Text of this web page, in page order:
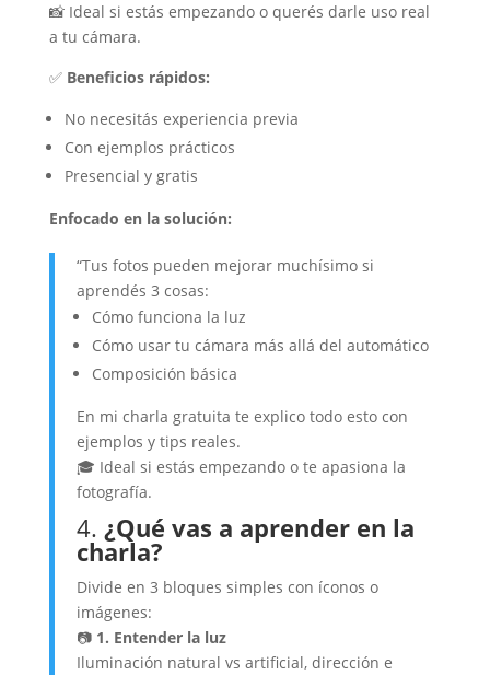
📸 Ideal si estás empezando o querés darle uso real
a tu cámara.
✅ Beneficios rápidos:
No necesitás experiencia previa
Con ejemplos prácticos
Presencial y gratis
Enfocado en la solución:
“Tus fotos pueden mejorar muchísimo si
aprendés 3 cosas:
Cómo funciona la luz
Cómo usar tu cámara más allá del automático
Composición básica
En mi charla gratuita te explico todo esto con
ejemplos y tips reales.
🎓 Ideal si estás empezando o te apasiona la
fotografía.
4. ¿Qué vas a aprender en la
charla?
Divide en 3 bloques simples con íconos o
imágenes:
📷 1. Entender la luz
Iluminación natural vs artificial, dirección e